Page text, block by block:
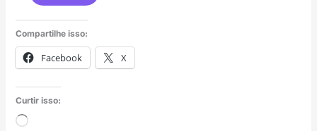
Compartilhe isso:
Facebook X
Curtir isso:
Carregando...